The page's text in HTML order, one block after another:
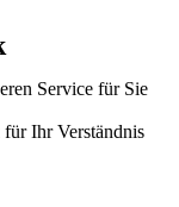
Service für Sie
Ihr Verständnis